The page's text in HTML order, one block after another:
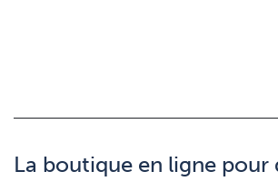
La boutique en ligne pour